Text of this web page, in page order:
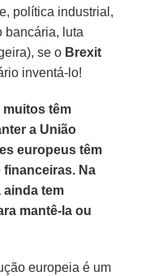
política industrial,
bancária, luta
se o Brexit
inventá-lo!
muitos têm
a União
europeus têm
Na
ainda tem
mantê-la ou
europeia é um